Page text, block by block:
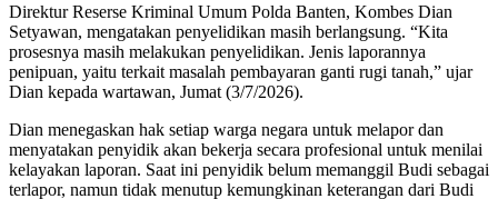
Direktur Reserse Kriminal Umum Polda Banten, Kombes Dian
Setyawan, mengatakan penyelidikan masih berlangsung. “Kita
prosesnya masih melakukan penyelidikan. Jenis laporannya
penipuan, yaitu terkait masalah pembayaran ganti rugi tanah,” ujar
Dian kepada wartawan, Jumat (3/7/2026).
Dian menegaskan hak setiap warga negara untuk melapor dan
menyatakan penyidik akan bekerja secara profesional untuk menilai
kelayakan laporan. Saat ini penyidik belum memanggil Budi sebagai
terlapor, namun tidak menutup kemungkinan keterangan dari Budi